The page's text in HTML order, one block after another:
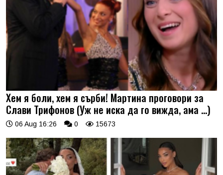
Хем я боли, хем я сърби! Мартина проговори за
Слави Трифонов (Уж не иска да го вижда, ама …)
06 Aug 16:26 0 15673